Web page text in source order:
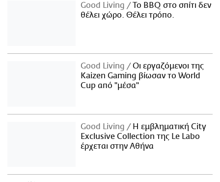
Good Living
Το BBQ στο σπίτι δεν
θέλει χώρο. Θέλει τρόπο.
Good Living
Οι εργαζόμενοι της
Kaizen Gaming βίωσαν το World
Cup από "μέσα"
Good Living
Η εμβληματική City
Exclusive Collection της Le Labo
έρχεται στην Αθήνα